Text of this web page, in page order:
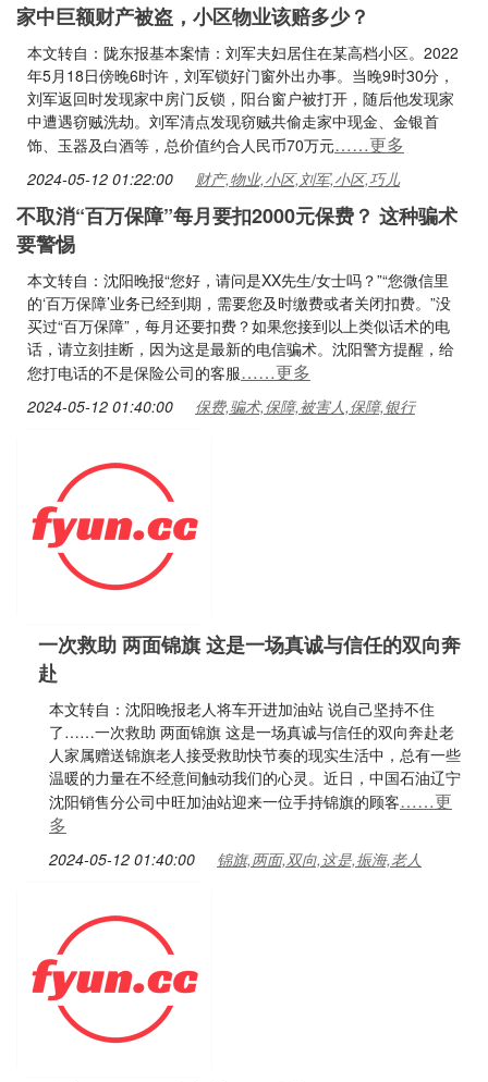
家中巨额财产被盗，小区物业该赔多少？
本文转自：陇东报基本案情：刘军夫妇居住在某高档小区。2022
年5月18日傍晚6时许，刘军锁好门窗外出办事。当晚9时30分，
刘军返回时发现家中房门反锁，阳台窗户被打开，随后他发现家
中遭遇窃贼洗劫。刘军清点发现窃贼共偷走家中现金、金银首
饰、玉器及白酒等，总价值约合人民币70万元……更多
2024-05-12 01:22:00 财产,物业,小区,刘军,小区,巧儿
不取消“百万保障”每月要扣2000元保费？ 这种骗术
要警惕
本文转自：沈阳晚报“您好，请问是XX先生/女士吗？”“您微信里
的‘百万保障’业务已经到期，需要您及时缴费或者关闭扣费。”没
买过“百万保障”，每月还要扣费？如果您接到以上类似话术的电
话，请立刻挂断，因为这是最新的电信骗术。沈阳警方提醒，给
您打电话的不是保险公司的客服……更多
2024-05-12 01:40:00 保费,骗术,保障,被害人,保障,银行
一次救助 两面锦旗 这是一场真诚与信任的双向奔
赴
本文转自：沈阳晚报老人将车开进加油站 说自己坚持不住
了……一次救助 两面锦旗 这是一场真诚与信任的双向奔赴老
人家属赠送锦旗老人接受救助快节奏的现实生活中，总有一些
温暖的力量在不经意间触动我们的心灵。近日，中国石油辽宁
沈阳销售分公司中旺加油站迎来一位手持锦旗的顾客……更
多
2024-05-12 01:40:00 锦旗,两面,双向,这是,振海,老人